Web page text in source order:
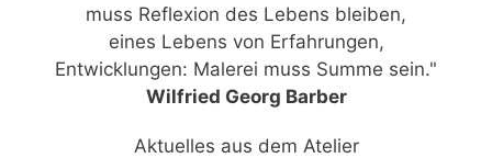
muss Reflexion des Lebens bleiben,
eines Lebens von Erfahrungen,
Entwicklungen: Malerei muss Summe sein."
Wilfried Georg Barber
Aktuelles aus dem Atelier